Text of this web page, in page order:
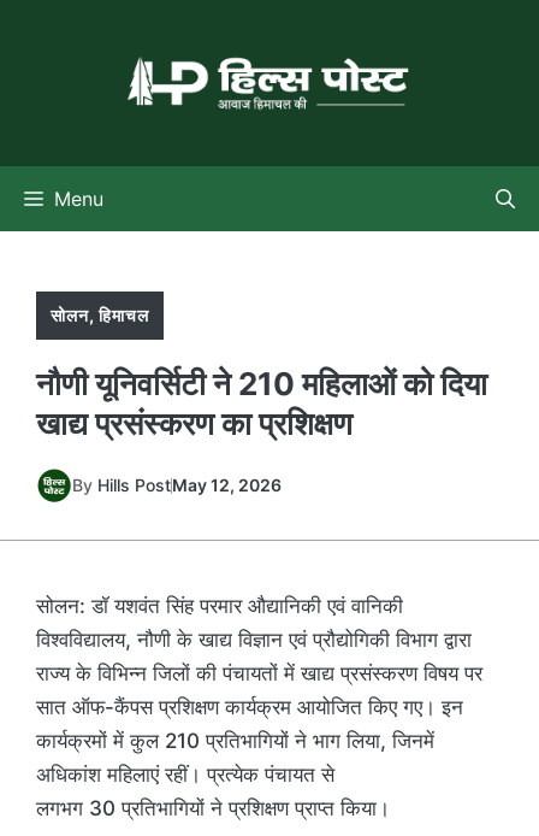
Menu
सोलन,हिमाचल
नौणी यूनिवर्सिटी ने 210 महिलाओं को दिया
खाद्य प्रसंस्करण का प्रशिक्षण
By Hills PostMay 12, 2026
सोलन: डॉ यशवंत सिंह परमार औद्यानिकी एवं वानिकी
विश्वविद्यालय, नौणी के खाद्य विज्ञान एवं प्रौद्योगिकी विभाग द्वारा
राज्य के विभिन्न जिलों की पंचायतों में खाद्य प्रसंस्करण विषय पर
सात ऑफ-कैंपस प्रशिक्षण कार्यक्रम आयोजित किए गए। इन
कार्यक्रमों में कुल 210 प्रतिभागियों ने भाग लिया, जिनमें
अधिकांश महिलाएं रहीं। प्रत्येक पंचायत से
लगभग 30 प्रतिभागियों ने प्रशिक्षण प्राप्त किया।